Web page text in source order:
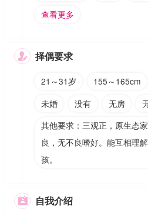
查看更多
 择偶要求
21～31岁 155～165cm
未婚
没有 无房
其他要求：三观正，原生态
良，无不良嗜好。能互相理
孩。
 自我介绍